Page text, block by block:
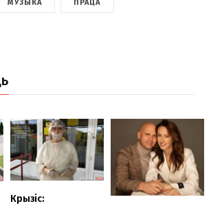
МУЗЫКА ПРАЦА
Крызіс: